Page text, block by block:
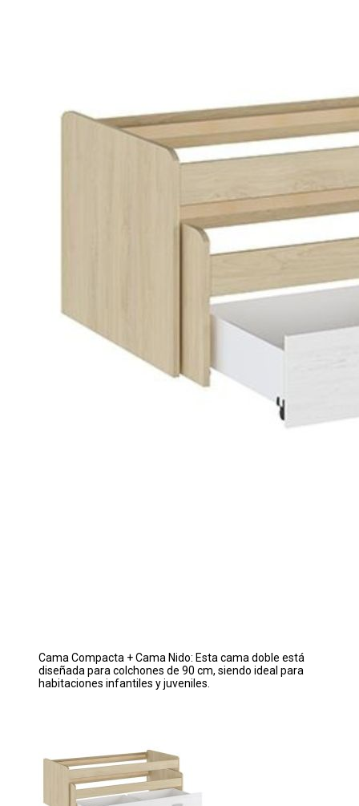
Cama Compacta + Cama Nido: Esta cama doble está
diseñada para colchones de 90 cm, siendo ideal para
habitaciones infantiles y juveniles.